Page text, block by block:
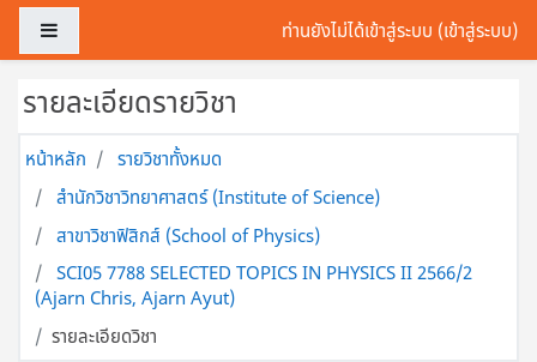
ข้ามไปที่เนื้อหาหลัก
ท่านยังไม่ได้เข้าสู่ระบบ (เข้าสู่ระบบ)
รายละเอียดรายวิชา
หน้าหลัก
รายวิชาทั้งหมด
สำนักวิชาวิทยาศาสตร์ (Institute of Science)
สาขาวิชาฟิสิกส์ (School of Physics)
SCI05 7788 SELECTED TOPICS IN PHYSICS II 2566/2
(Ajarn Chris, Ajarn Ayut)
รายละเอียดวิชา